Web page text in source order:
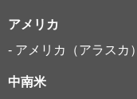
アメリカ
- アメリカ（アラスカ）
中南米